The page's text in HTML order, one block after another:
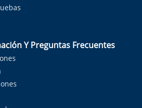
Y Preguntas Frecuentes